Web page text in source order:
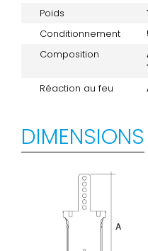
Poids
Conditionnement
Composition
Réaction au feu
DIMENSIONS